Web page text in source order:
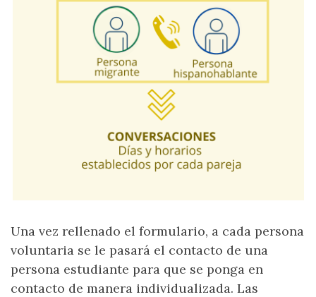
Una vez rellenado el formulario, a cada persona
voluntaria se le pasará el contacto de una
persona estudiante para que se ponga en
contacto de manera individualizada. Las